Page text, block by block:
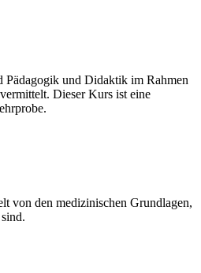
und Didaktik im Rahmen
Dieser Kurs ist eine
von den medizinischen Grundlagen,